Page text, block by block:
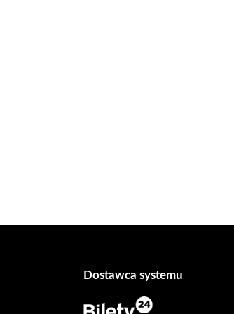
Dostawca systemu